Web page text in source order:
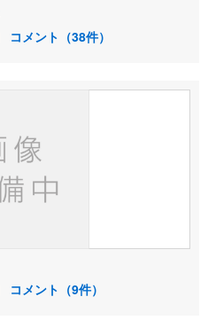
コメント（38件）
コメント（9件）